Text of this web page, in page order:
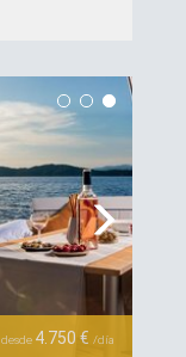
Next
desde 4.750 € /día